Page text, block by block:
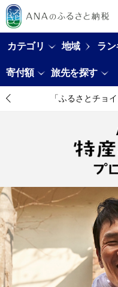
カテゴリ 地域 ラン
寄付額 旅先を探す
「ふるさとチョ